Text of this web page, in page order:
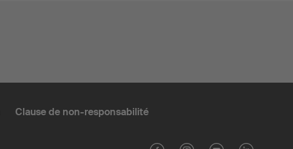
Clause de non-responsabilité